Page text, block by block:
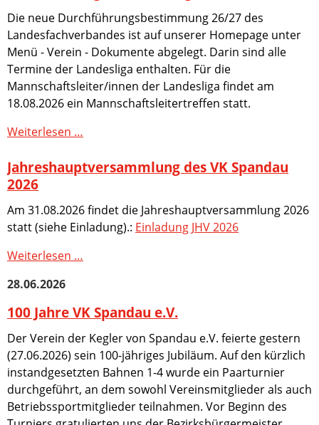
VKS
e.V.
Ehrentafel
Sportkegelhallen
Fotogalerie
Dokumente
Formulare
Vordrucke
Jugend
Archiv
Nachrichtenarchiv
Saison
2025/2026
Saison
Ergebnisse
Saison
2023/2024
Ergebnisse
Saison
2022/2023
Die neue Durchführungsbestimmung 26/27 des
Landesfachverbandes ist auf unserer Homepage unter
Menü - Verein - Dokumente abgelegt. Darin sind alle
Termine der Landesliga enthalten. Für die
Mannschaftsleiter/innen der Landesliga findet am
18.08.2026 ein Mannschaftsleitertreffen statt.
Weiterlesen …
Jahreshauptversammlung des VK Spandau
2026
Am 31.08.2026 findet die Jahreshauptversammlung 2026
statt (siehe Einladung).: Einladung JHV 2026
Weiterlesen …
Spandau
2026
28.06.2026
100 Jahre VK Spandau e.V.
Der Verein der Kegler von Spandau e.V. feierte gestern
(27.06.2026) sein 100-jähriges Jubiläum. Auf den kürzlich
instandgesetzten Bahnen 1-4 wurde ein Paarturnier
durchgeführt, an dem sowohl Vereinsmitglieder als auch
Betriebssportmitglieder teilnahmen. Vor Beginn des